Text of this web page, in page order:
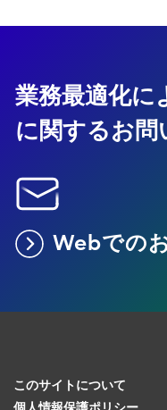
業務最適化に
に関するお問
Webでの
このサイトについて